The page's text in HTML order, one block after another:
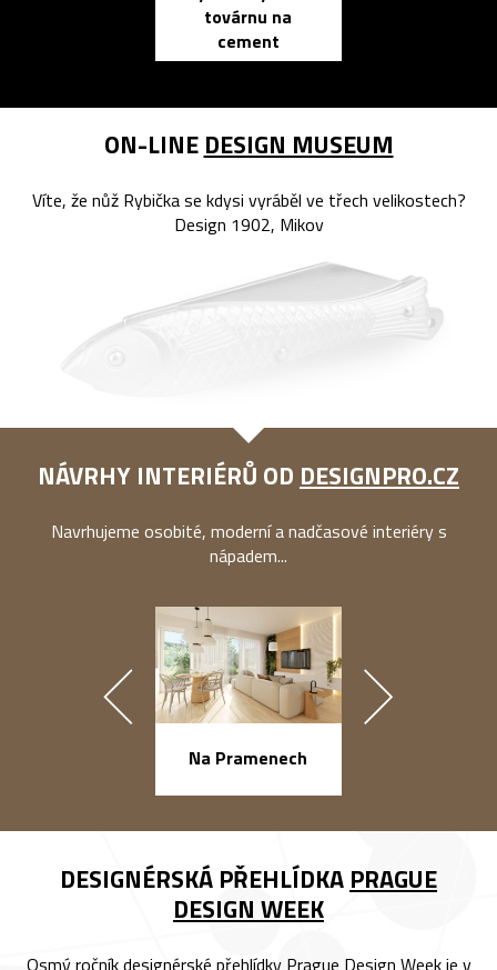
továrnu na
cement
ON-LINE DESIGN MUSEUM
Víte, že nůž Rybička se kdysi vyráběl ve třech velikostech?
Design 1902, Mikov
NÁVRHY INTERIÉRŮ OD DESIGNPRO.CZ
Navrhujeme osobité, moderní a nadčasové interiéry s
nápadem...
Na Pramenech
DESIGNÉRSKÁ PŘEHLÍDKA PRAGUE
DESIGN WEEK
Osmý ročník designérské přehlídky Prague Design Week je v